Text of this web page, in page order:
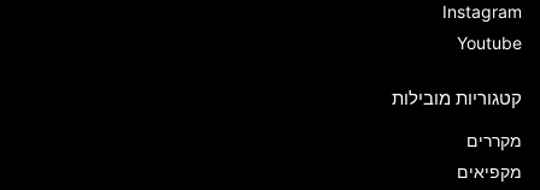
Instagram
Youtube
קטגוריות מובילות
מקררים
מקפיאים